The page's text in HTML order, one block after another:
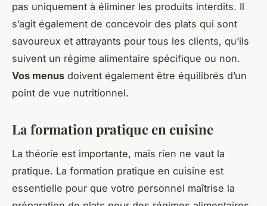
pas uniquement à éliminer les produits interdits. Il
s’agit également de concevoir des plats qui sont
savoureux et attrayants pour tous les clients, qu’ils
suivent un régime alimentaire spécifique ou non.
Vos menus doivent également être équilibrés d’un
point de vue nutritionnel.
La formation pratique en cuisine
La théorie est importante, mais rien ne vaut la
pratique. La formation pratique en cuisine est
essentielle pour que votre personnel maîtrise la